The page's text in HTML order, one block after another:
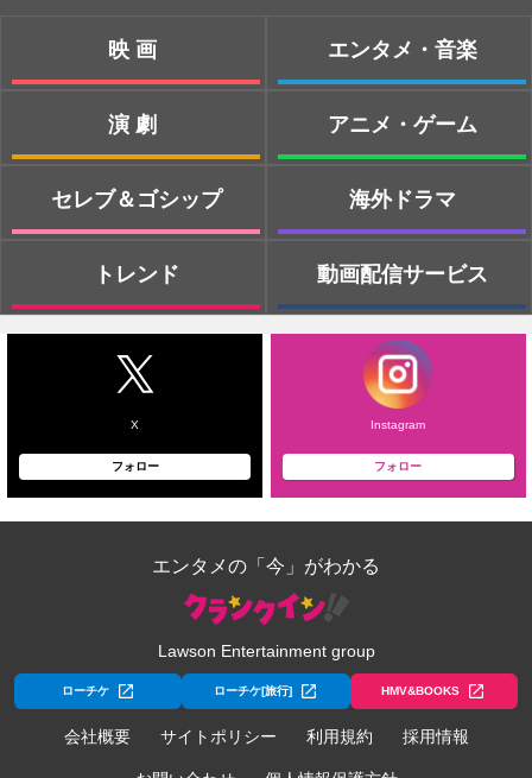
映画
演劇
セレブ＆ゴシップ
トレンド
エンタメ・音楽
アニメ・ゲーム
海外ドラマ
動画配信サービス
X
フォロー
Instagram
フォロー
エンタメの「今」がわかる
Lawson Entertainment group
ローチケ ローチケ[旅行] HMV&BOOKS
会社概要 サイトポリシー 利用規約 採用情報